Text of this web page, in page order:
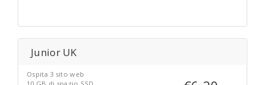
Junior UK
Ospita 3 sito web